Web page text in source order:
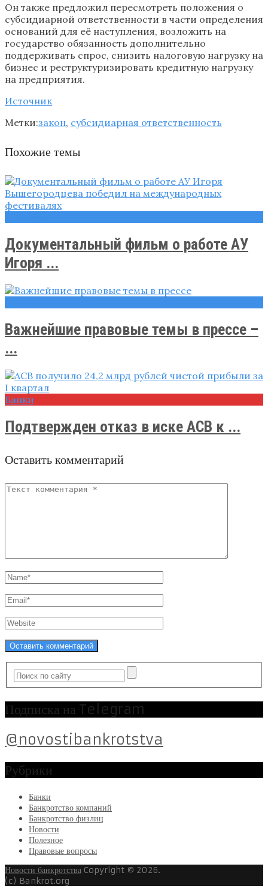
Он также предложил пересмотреть положения о
субсидиарной ответственности в части определения
оснований для её наступления, возложить на
государство обязанность дополнительно
поддерживать спрос, снизить налоговую нагрузку на
бизнес и реструктуризировать кредитную нагрузку
на предприятия.
Источник
Метки:закон, субсидиарная ответственность
Похожие темы
Документальный фильм о работе АУ
Игоря ...
Важнейшие правовые темы в прессе –
...
Банки
Подтвержден отказ в иске АСВ к ...
Оставить комментарий
Подписка на Telegram
@novostibankrotstva
Рубрики
Банки
Банкротство компаний
Банкротство физлиц
Новости
Полезное
Правовые вопросы
Новости банкротства Copyright © 2026.
(c) Bankrot.org